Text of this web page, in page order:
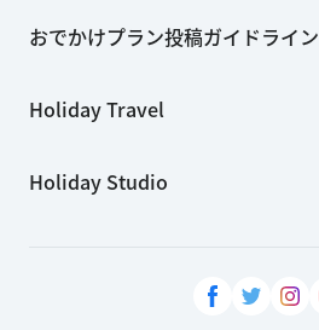
おでかけプラン投稿ガイドライン
Holiday Travel
Holiday Studio